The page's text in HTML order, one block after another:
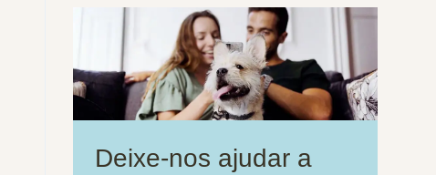
Deixe-nos ajudar a